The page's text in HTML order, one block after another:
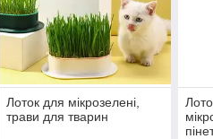
Лоток для мікрозелені,
трави для тварин